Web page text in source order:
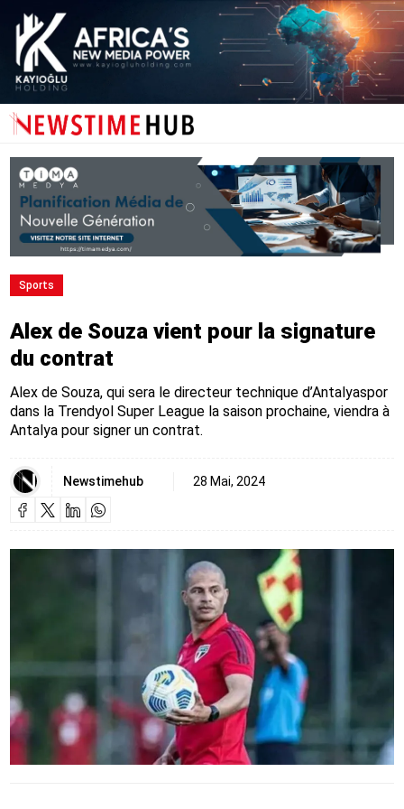
Sports
Alex de Souza vient pour la signature
du contrat
Alex de Souza, qui sera le directeur technique d’Antalyaspor
dans la Trendyol Super League la saison prochaine, viendra à
Antalya pour signer un contrat.
Newstimehub 28 Mai, 2024